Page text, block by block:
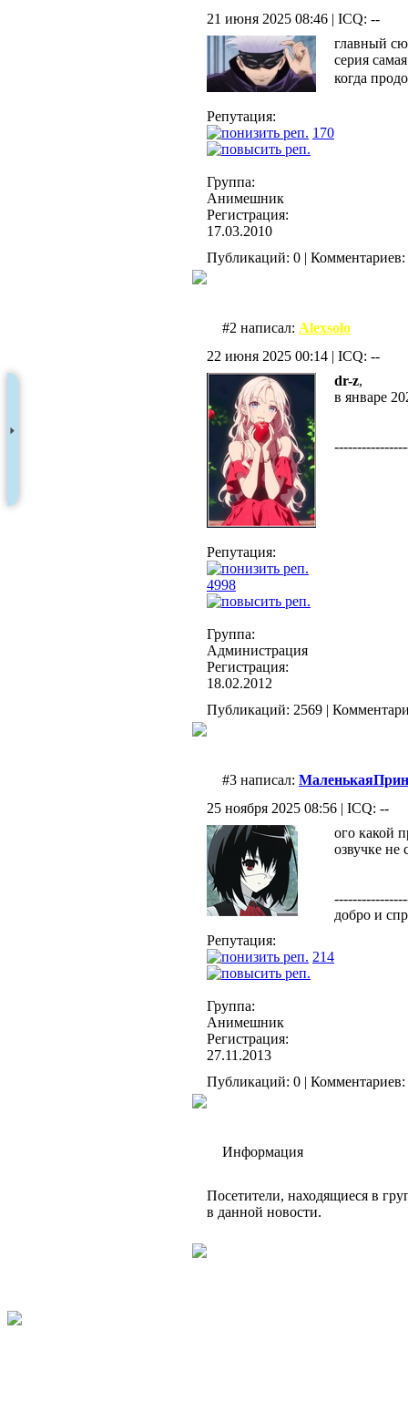
21 июня 2025 08:46 | ICQ: --
Репутация:
170
Группа:
Анимешник
Регистрация:
17.03.2010
главный
серия
когда
Публикаций: 0 | Комментариев:
#2 написал: Alexsolo
22 июня 2025 00:14 | ICQ: --
Репутация:
4998
Группа:
Администрация
Регистрация:
18.02.2012
dr-z,
в январе
Публикаций: 2569 |
#3 написал:
25 ноября 2025 08:56 | ICQ: --
Репутация:
214
Группа:
Анимешник
Регистрация:
27.11.2013
ого какой
озвучке не
добро и
Публикаций: 0 | Комментариев:
Информация
Посетители, находящиеся в
в данной новости.